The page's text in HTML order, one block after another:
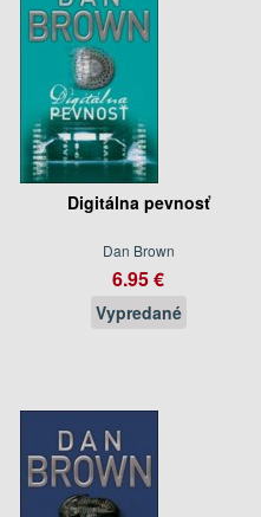
Digitálna pevnosť
Dan Brown
6.95 €
Vypredané